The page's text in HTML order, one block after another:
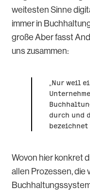
weitesten Sinne
immer in
große Aber fasst
uns zusammen:
„Nur weil
durch und
bezeichnet
Wovon hier konkret
allen Prozessen, die